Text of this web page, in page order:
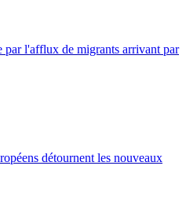
par l'afflux de migrants arrivant par
détournent les nouveaux